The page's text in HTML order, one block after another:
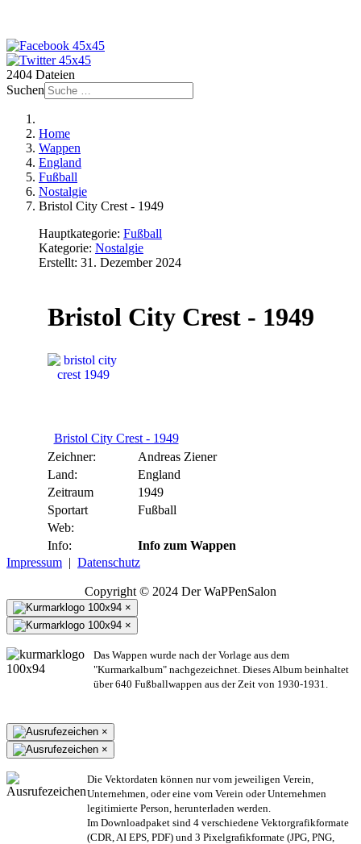
2404 Dateien
Suchen
Home
Wappen
England
Fußball
Nostalgie
Bristol City Crest - 1949
Hauptkategorie: Fußball
Kategorie: Nostalgie
Erstellt: 31. Dezember 2024
Bristol City Crest - 1949
Bristol City Crest - 1949
Zeichner:
Andreas Ziener
Land:
England
Zeitraum
1949
Sportart
Fußball
Web:
Info:
Info zum Wappen
Impressum | Datenschutz
Copyright © 2024 Der WaPPenSalon
×
×
Das Wappen wurde nach der Vorlage aus dem
"Kurmarkalbum" nachgezeichnet. Dieses Album beinhaltet
über 640 Fußballwappen aus der Zeit von 1930-1931.
×
×
Die Vektordaten können nur vom jeweiligen Verein,
Unternehmen, oder eine vom Verein oder Unternehmen
legitimierte Person, herunterladen werden.
Im Downloadpaket sind 4 verschiedene Vektorgrafikformate
(CDR, AI EPS, PDF) und 3 Pixelgrafikformate (JPG, PNG,